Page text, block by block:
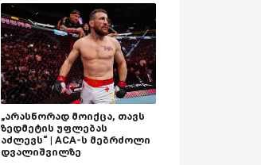
„არასწორად მოიქცა, თავს
ზედმეტის უფლებას
აძლევს“ | ACA-ს მებრძოლი
დვალიშვილზე